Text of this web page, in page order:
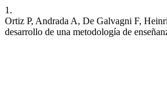
1.
Ortiz P, Andrada A, De Galvagni F,
desarrollo de una metodología de